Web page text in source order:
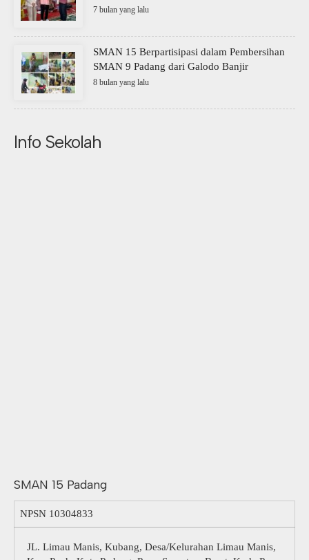
7 bulan yang lalu
SMAN 15 Berpartisipasi dalam Pembersihan
SMAN 9 Padang dari Galodo Banjir
8 bulan yang lalu
Info Sekolah
SMAN 15 Padang
NPSN 10304833
JL. Limau Manis, Kubang, Desa/Kelurahan Limau Manis,